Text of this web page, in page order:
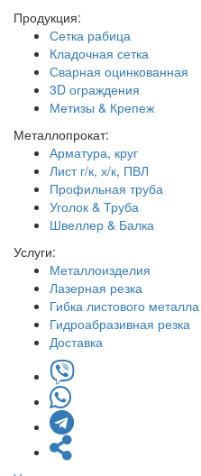
Продукция:
Сетка рабица
Кладочная сетка
Сварная оцинкованная
3D ограждения
Метизы & Крепеж
Металлопрокат:
Арматура, круг
Лист г/к, х/к, ПВЛ
Профильная труба
Уголок & Труба
Швеллер & Балка
Услуги:
Металлоизделия
Лазерная резка
Гибка листового металла
Гидроабразивная резка
Доставка